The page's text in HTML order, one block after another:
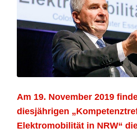
Am 19. November 2019
diesjährigen
Elektromobilität in NRW“